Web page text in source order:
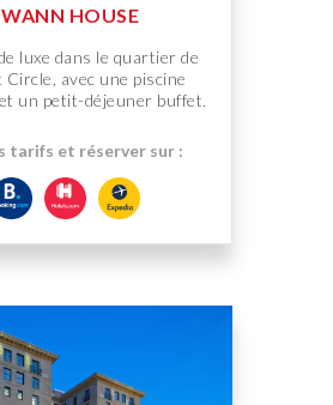
HOUSE
luxe dans le quartier de
avec une piscine
un petit-déjeuner buffet.
tarifs et réserver sur :